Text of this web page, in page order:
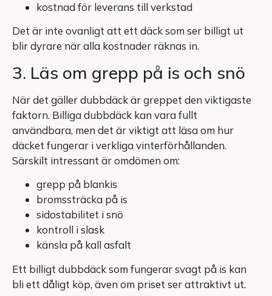
kostnad för leverans till verkstad
Det är inte ovanligt att ett däck som ser billigt ut
blir dyrare när alla kostnader räknas in.
3. Läs om grepp på is och snö
När det gäller dubbdäck är greppet den viktigaste
faktorn. Billiga dubbdäck kan vara fullt
användbara, men det är viktigt att läsa om hur
däcket fungerar i verkliga vinterförhållanden.
Särskilt intressant är omdömen om:
grepp på blankis
bromssträcka på is
sidostabilitet i snö
kontroll i slask
känsla på kall asfalt
Ett billigt dubbdäck som fungerar svagt på is kan
bli ett dåligt köp, även om priset ser attraktivt ut.